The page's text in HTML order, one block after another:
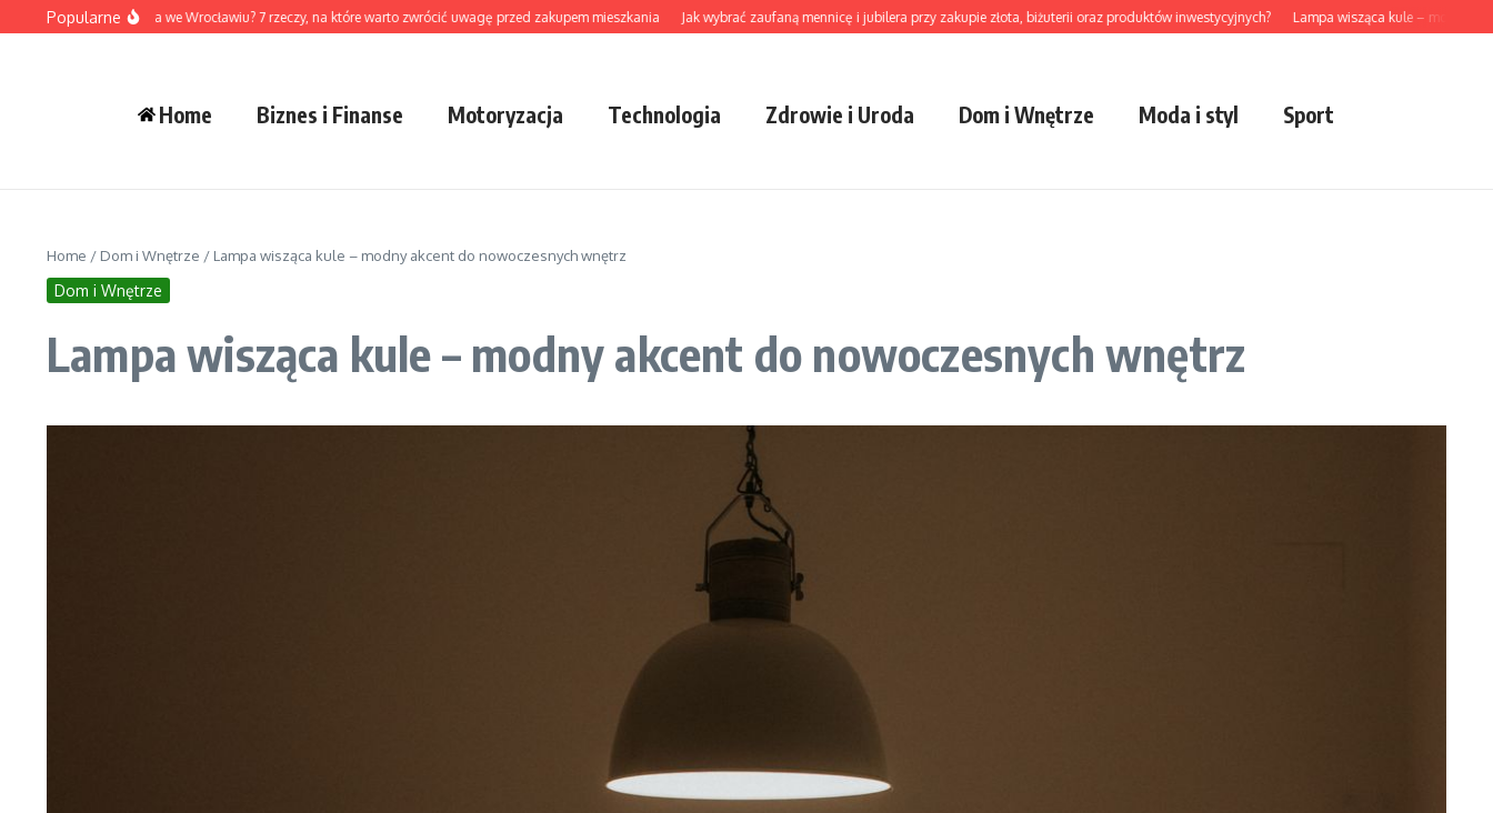
Przejdź do treści
Popularne
dewelopera we Wrocławiu? 7 rzeczy, na które warto zwrócić uwagę przed zakupem mieszkania Jak wybrać zaufaną mennicę i jubilera przy zakupie złota, biżuterii oraz produktów inwestycyjnych? Lampa wisząca kule – modny akcent do
Home Biznes i Finanse Motoryzacja Technologia Zdrowie i Uroda Dom i Wnętrze Moda i styl Sport
Home / Dom i Wnętrze / Lampa wisząca kule – modny akcent do nowoczesnych wnętrz
Dom i Wnętrze
Lampa wisząca kule – modny akcent do nowoczesnych wnętrz